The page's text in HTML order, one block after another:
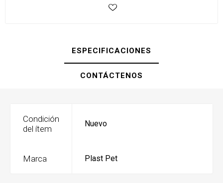
ESPECIFICACIONES
CONTÁCTENOS
Condición
del ítem
Nuevo
Marca Plast Pet